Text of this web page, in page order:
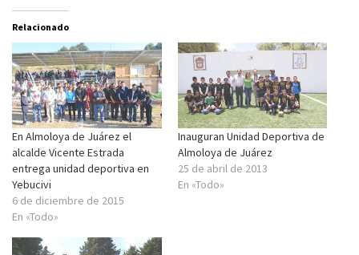
Relacionado
En Almoloya de Juárez el
alcalde Vicente Estrada
entrega unidad deportiva en
Yebucivi
6 de diciembre de 2015
En «Todo»
Inauguran Unidad Deportiva de
Almoloya de Juárez
25 de abril de 2013
En «Todo»